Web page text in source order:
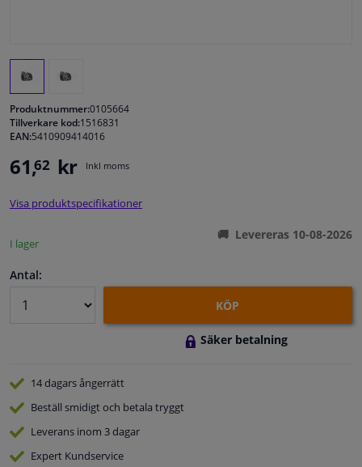
Interiör & bilklädsel
Bilvård & Tillbehör
Verkstad & Verktyg
Husbil, motorcykel, cykel & båt
Sensorer & Elsystem
Produktnummer:0105664
Tillverkare kod:1516831
EAN:5410909414016
61,62 kr Inkl moms
Visa produktspecifikationer
I lager
Levereras 10-08-2026
Antal:
KÖP
Säker betalning
14 dagarsångerrätt
Beställ smidigt och betala tryggt
Leverans inom 3 dagar
Expert Kundservice